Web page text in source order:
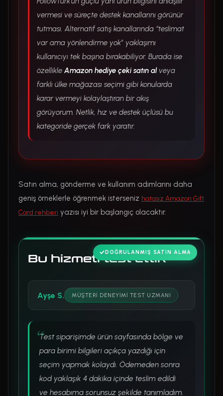
vermesi ve süreçte destek kanallarını görünür
tutması. Alternatif satış kanallarında “teslimat
var ama yönlendirme yok” yaklaşımı
kullanıcıyı tek başına bırakabiliyor. Burada ise
özellikle Amazon hediye çeki satın alveya
farklı ülke mağazası seçimi gibi konularda
karar vermeyi kolaylaştıran bir akış
görüyorum. Netlik, hız ve destek üçlüsü bu
kategoride gerçek fark yaratır.
Satın alma, gönderme ve kullanım adımlarını daha
geniş örneklerle öğrenmek isterseniz hatasız Amazon Gift
Card rehberi yazısı iyi bir başlangıç olacaktır.
Bu hizmeti test ettik
DOĞRULANMIŞ SATIN ALMA
Ayşe S. MÜŞTERI DENEYIMI TEST UZMANI
Test siparişimde ürün sayfasında bölge ve
para birimi bilgileri açıkça yazdığı için
seçim yapmak kolaydı. Ödemeden sonra
kod yaklaşık 4 dakika içinde teslim edildi
ve hesabıma sorunsuz şekilde tanımladım.